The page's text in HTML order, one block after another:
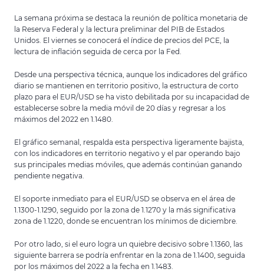
La semana próxima se destaca la reunión de política monetaria de
la Reserva Federal y la lectura preliminar del PIB de Estados
Unidos. El viernes se conocerá el índice de precios del PCE, la
lectura de inflación seguida de cerca por la Fed.
Desde una perspectiva técnica, aunque los indicadores del gráfico
diario se mantienen en territorio positivo, la estructura de corto
plazo para el EUR/USD se ha visto debilitada por su incapacidad de
establecerse sobre la media móvil de 20 días y regresar a los
máximos del 2022 en 1.1480.
El gráfico semanal, respalda esta perspectiva ligeramente bajista,
con los indicadores en territorio negativo y el par operando bajo
sus principales medias móviles, que además continúan ganando
pendiente negativa.
El soporte inmediato para el EUR/USD se observa en el área de
1.1300-1.1290, seguido por la zona de 1.1270 y la más significativa
zona de 1.1220, donde se encuentran los mínimos de diciembre.
Por otro lado, si el euro logra un quiebre decisivo sobre 1.1360, las
siguiente barrera se podría enfrentar en la zona de 1.1400, seguida
por los máximos del 2022 a la fecha en 1.1483.